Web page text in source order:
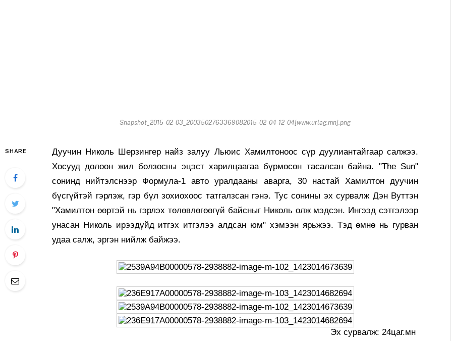
Snapshot_2015-02-03_2003502763369082015-02-04-12-04[www.urlag.mn].png
SHARE
Дуучин Николь Шерзингер найз залуу Льюис Хамилтоноос сүр дуулиантайгаар салжээ.
Хосууд долоон жил болзосны эцэст харилцаагаа бүрмөсөн тасалсан байна. "The Sun"
сонинд нийтэлснээр Формула-1 авто уралдааны аварга, 30 настай Хамилтон дуучин
бүсгүйтэй гэрлэж, гэр бүл зохиохоос татгалзсан гэнэ. Тус сонины эх сурвалж Дэн Вуттэн
"Хамилтон өөртэй нь гэрлэх төлөвлөгөөгүй байсныг Николь олж мэдсэн. Ингээд сэтгэлээр
унасан Николь ирээдүйд итгэх итгэлээ алдсан юм" хэмээн ярьжээ. Тэд өмнө нь гурван
удаа салж, эргэн нийлж байжээ.
Эх сурвалж: 24цаг.мн